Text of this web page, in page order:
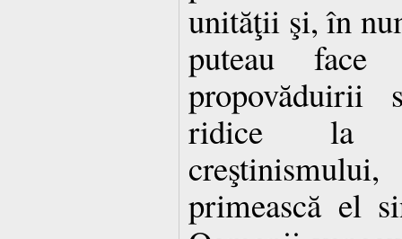
unităţii şi, în
puteau face
propovăduirii
ridice la
primească el